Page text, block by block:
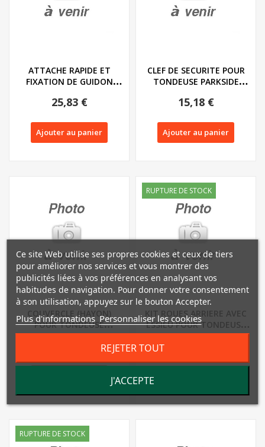
ATTACHE RAPIDE ET
FIXATION DE GUIDON
25,83 €
Ajouter au panier
CLEF DE SECURITE POUR
TONDEUSE PARKSIDE
15,18 €
Ajouter au panier
COUVERCLE (HAYON)
POUR TONDEUSE
PARKSIDE PPRMA 40 LI A1
RUPTURE DE STOCK
KIT ROUES ARRIERE AVEC
ESSIEU POUR TONDEUSE
PARKSIDE...
RUPTURE DE STOCK
Ce site Web utilise ses propres cookies et ceux de tiers
pour améliorer nos services et vous montrer des
publicités liées à vos préférences en analysant vos
habitudes de navigation. Pour donner votre consentement
à son utilisation, appuyez sur le bouton Accepter.
Plus d'informations Personnaliser les cookies
REJETER TOUT
J'ACCEPTE